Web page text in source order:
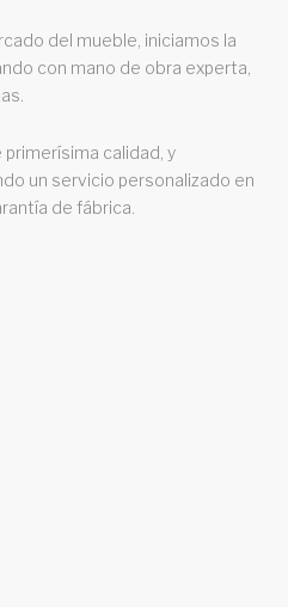
del mueble, iniciamos la
con mano de obra experta,
calidad, y
un servicio personalizado en
de fábrica.